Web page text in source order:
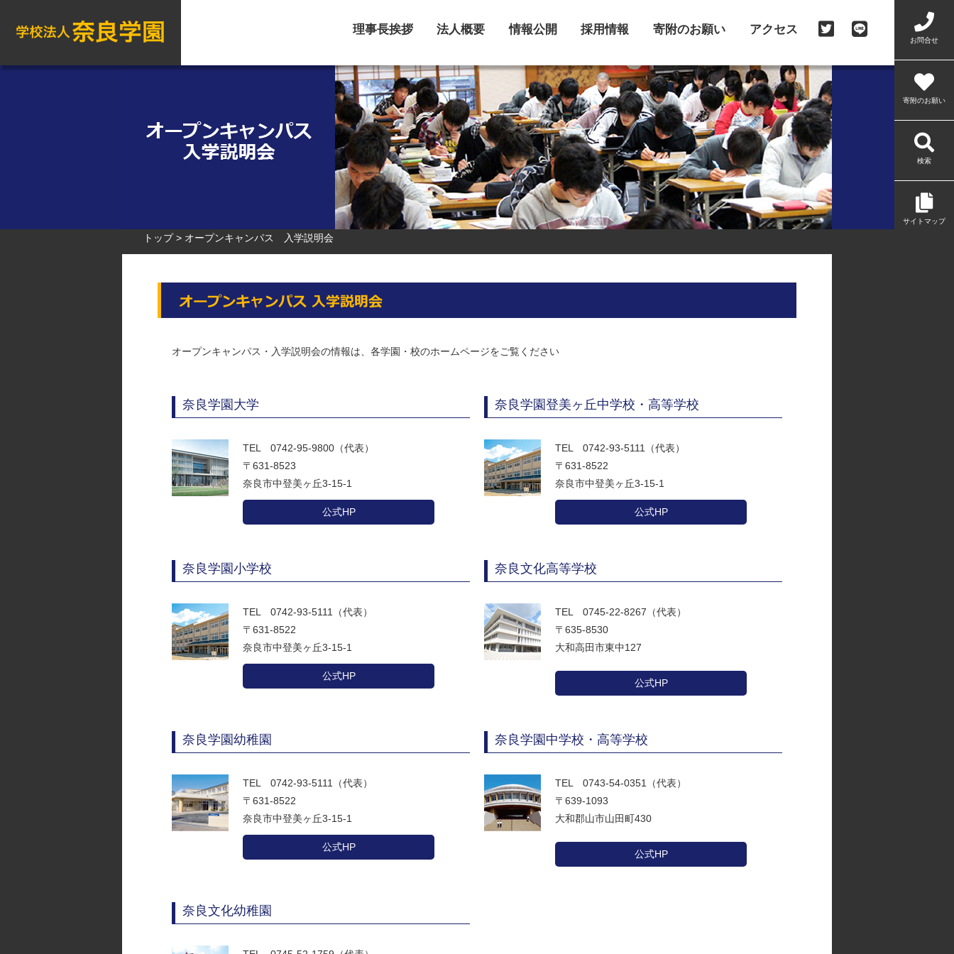
理事長挨拶 法人概要 情報公開 採用情報 寄附のお願い アクセス
お問合せ
寄附のお願い
検索
サイトマップ
トップ オープンキャンパス 入学説明会
オープンキャンパス・入学説明会の情報は、各学園・校のホームページをご覧ください
奈良学園大学
TEL 0742-95-9800（代表）
〒631-8523
奈良市中登美ヶ丘3-15-1
公式HP
奈良学園登美ヶ丘中学校・高等学校
TEL 0742-93-5111（代表）
〒631-8522
奈良市中登美ヶ丘3-15-1
公式HP
奈良学園小学校
TEL 0742-93-5111（代表）
〒631-8522
奈良市中登美ヶ丘3-15-1
公式HP
奈良文化高等学校
TEL 0745-22-8267（代表）
〒635-8530
大和高田市東中127
公式HP
奈良学園幼稚園
TEL 0742-93-5111（代表）
〒631-8522
奈良市中登美ヶ丘3-15-1
公式HP
奈良学園中学校・高等学校
TEL 0743-54-0351（代表）
〒639-1093
大和郡山市山田町430
公式HP
奈良文化幼稚園